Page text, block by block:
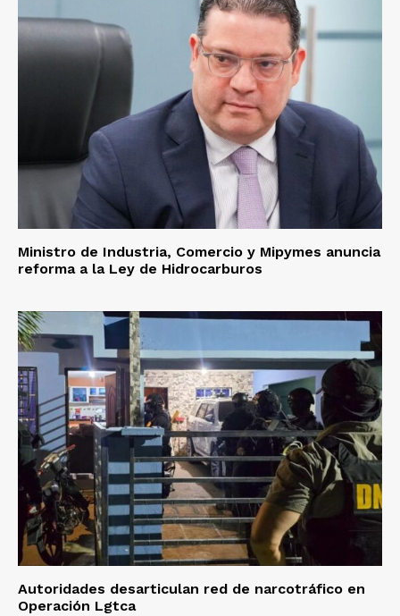
Ministro de Industria, Comercio y Mipymes anuncia
reforma a la Ley de Hidrocarburos
Autoridades desarticulan red de narcotráfico en
Operación Lgtca